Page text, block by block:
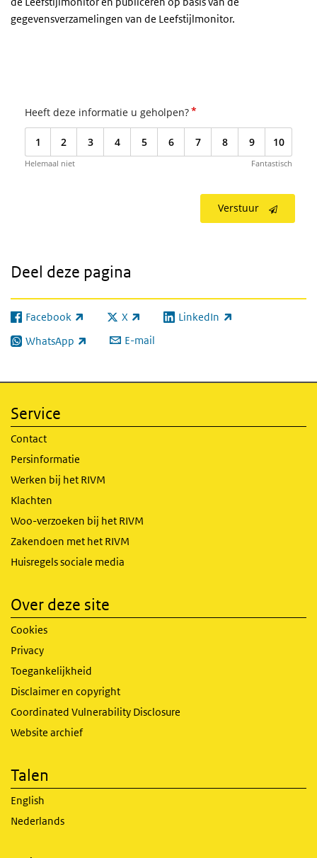
gegevensverzamelingen van de Leefstijlmonitor.
Heeft deze informatie u geholpen?*
1 2 3 4 5 6 7 8 9 10
Helemaal niet Fantastisch
Verstuur
Deel deze pagina
Facebook
(externe link) X
(externe link) LinkedIn
(externe link)
WhatsApp
(externe link) E-mail
Service
Contact
Persinformatie
Werken bij het RIVM
Klachten
Woo-verzoeken bij het RIVM
Zakendoen met het RIVM
Huisregels sociale media
Over deze site
Cookies
Privacy
Toegankelijkheid
Disclaimer en copyright
Coordinated Vulnerability Disclosure
Website archief
Talen
English
Nederlands